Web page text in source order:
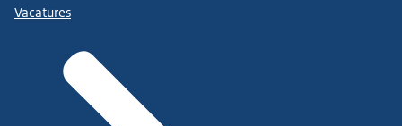
Vacatures